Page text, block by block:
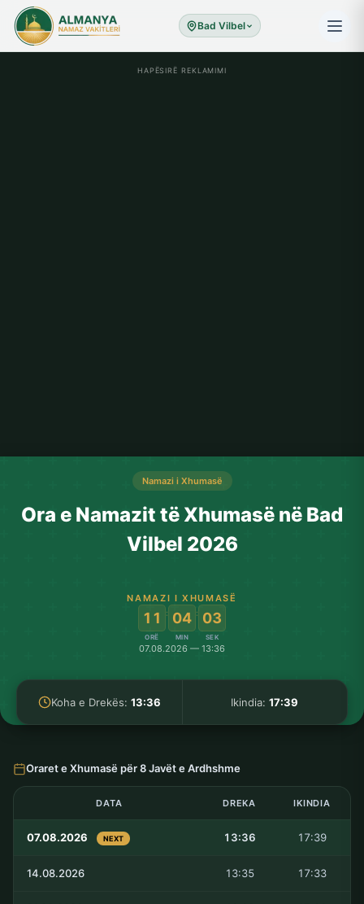
Bad Vilbel
HAPËSIRË REKLAMIMI
Namazi i Xhumasë
Ora e Namazit të Xhumasë në Bad
Vilbel 2026
NAMAZI I XHUMASË
11
ORË
: 04
MIN
: 03
SEK
07.08.2026 — 13:36
Koha e Drekës: 13:36 Ikindia:17:39
Oraret e Xhumasë për 8 Javët e Ardhshme
DATA DREKA IKINDIA
07.08.2026 NEXT 13:36 17:39
14.08.2026 13:35 17:33